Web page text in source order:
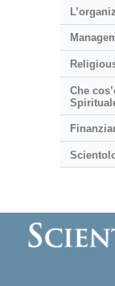
Che